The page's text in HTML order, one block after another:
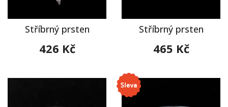
Stříbrný prsten
426 Kč
Stříbrný prsten
465 Kč